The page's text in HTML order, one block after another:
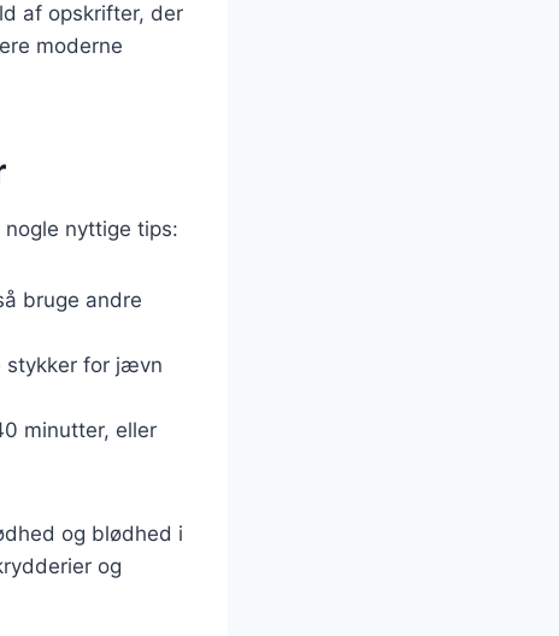
af opskrifter, der
moderne
nyttige tips:
bruge andre
stykker for jævn
minutter, eller
og blødhed i
og